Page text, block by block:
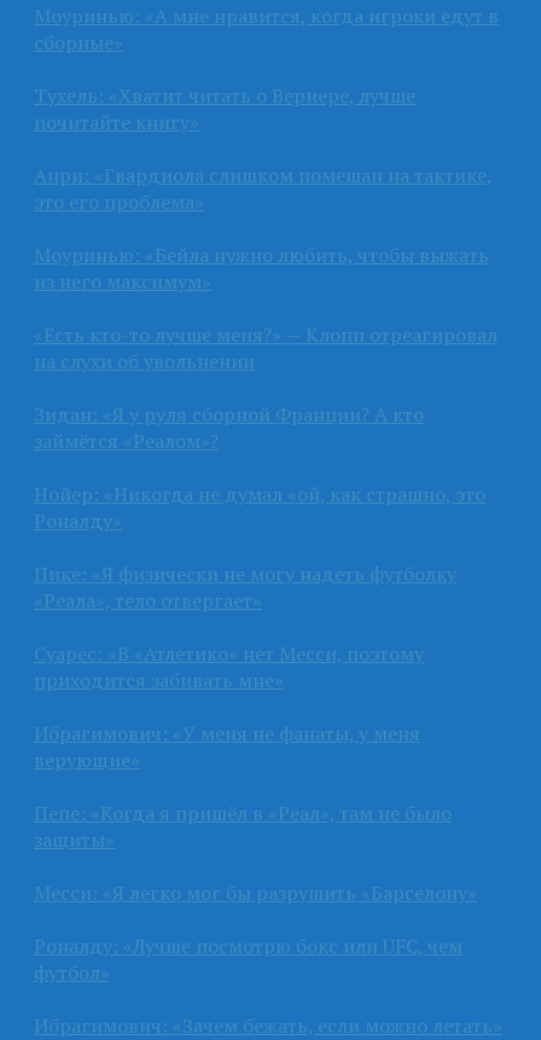
Моуринью: «А мне нравится, когда игроки едут в
сборные»
Тухель: «Хватит читать о Вернере, лучше
почитайте книгу»
Анри: «Гвардиола слишком помешан на тактике,
это его проблема»
Моуринью: «Бейла нужно любить, чтобы выжать
из него максимум»
«Есть кто-то лучше меня?» — Клопп отреагировал
на слухи об увольнении
Зидан: «Я у руля сборной Франции? А кто
займётся «Реалом»?
Нойер: «Никогда не думал «ой, как страшно, это
Роналду»
Пике: «Я физически не могу надеть футболку
«Реала», тело отвергает»
Суарес: «В «Атлетико» нет Месси, поэтому
приходится забивать мне»
Ибрагимович: «У меня не фанаты, у меня
верующие»
Пепе: «Когда я пришёл в «Реал», там не было
защиты»
Месси: «Я легко мог бы разрушить «Барселону»
Роналду: «Лучше посмотрю бокс или UFC, чем
футбол»
Ибрагимович: «Зачем бежать, если можно летать»